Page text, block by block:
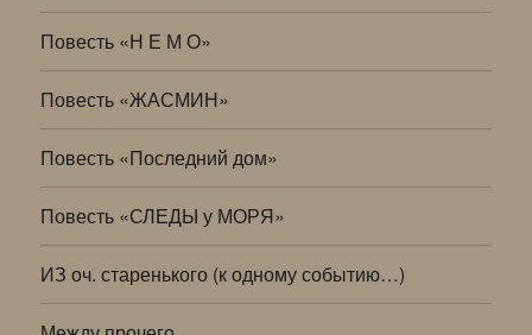
Повесть «Н Е М О»
Повесть «ЖАСМИН»
Повесть «Последний дом»
Повесть «СЛЕДЫ у МОРЯ»
ИЗ оч. старенького (к одному событию…)